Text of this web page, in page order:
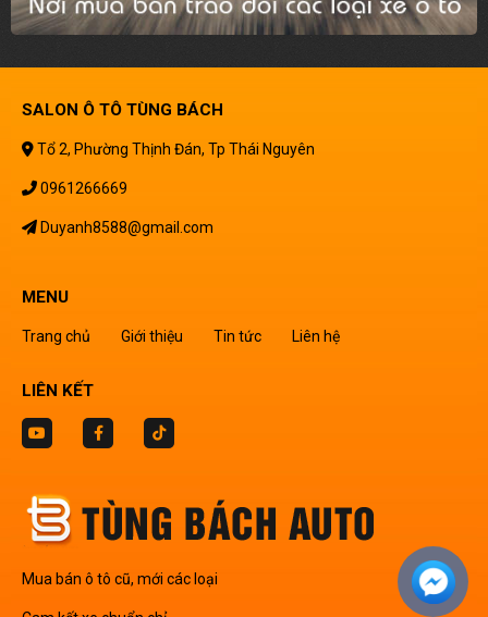
SALON Ô TÔ TÙNG BÁCH
Tổ 2, Phường Thịnh Đán, Tp Thái Nguyên
0961266669
Duyanh8588@gmail.com
MENU
Trang chủ Giới thiệu Tin tức Liên hệ
LIÊN KẾT
Mua bán ô tô cũ, mới các loại